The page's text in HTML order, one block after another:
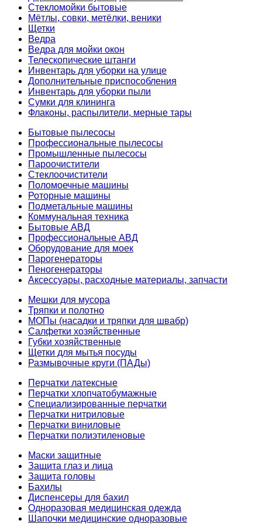
Стекломойки бытовые
Мётлы, совки, метёлки, веники
Щетки
Ведра
Ведра для мойки окон
Телескопические штанги
Инвентарь для уборки на улице
Дополнительные приспособления
Инвентарь для уборки пыли
Сумки для клининга
Флаконы, распылители, мерные тары
Бытовые пылесосы
Профессиональные пылесосы
Промышленные пылесосы
Пароочистители
Стеклоочистители
Поломоечные машины
Роторные машины
Подметальные машины
Коммунальная техника
Бытовые АВД
Профессиональные АВД
Оборудование для моек
Парогенераторы
Пеногенераторы
Аксессуары, расходные материалы, запчасти
Мешки для мусора
Тряпки и полотно
МОПы (насадки и тряпки для швабр)
Салфетки хозяйственные
Губки хозяйственные
Щетки для мытья посуды
Размывочные круги (ПАДы)
Перчатки латексные
Перчатки хлопчатобумажные
Специализированные перчатки
Перчатки нитриловые
Перчатки виниловые
Перчатки полиэтиленовые
Маски защитные
Защита глаз и лица
Защита головы
Бахилы
Диспенсеры для бахил
Одноразовая медицинская одежда
Шапочки медицинские одноразовые